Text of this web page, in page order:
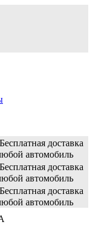
Бесплатная доставка
автомобиль
Бесплатная доставка
автомобиль
Бесплатная доставка
автомобиль